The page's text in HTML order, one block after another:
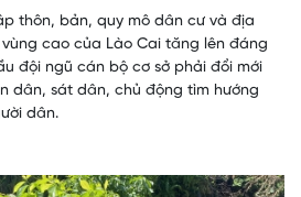
thôn, bản, quy mô dân cư và địa
cao của Lào Cai tăng lên đáng
đội ngũ cán bộ cơ sở phải đổi mới
dân, sát dân, chủ động tìm hướng
dân.